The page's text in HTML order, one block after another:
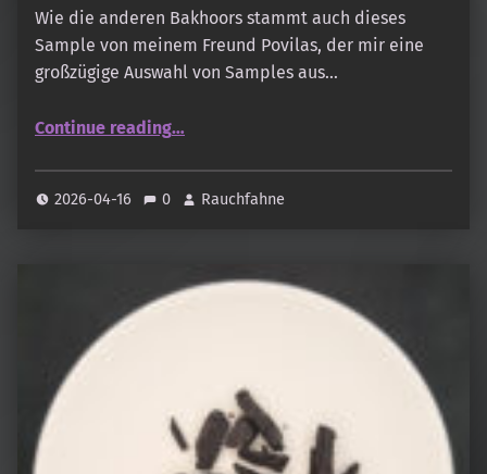
Wie die anderen Bakhoors stammt auch dieses
Sample von meinem Freund Povilas, der mir eine
großzügige Auswahl von Samples aus…
Continue reading…
2026-04-16 0 Rauchfahne